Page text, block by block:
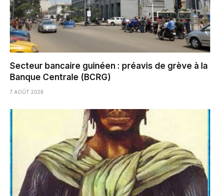
Secteur bancaire guinéen : préavis de grève à la
Banque Centrale (BCRG)
7 AOÛT 2026